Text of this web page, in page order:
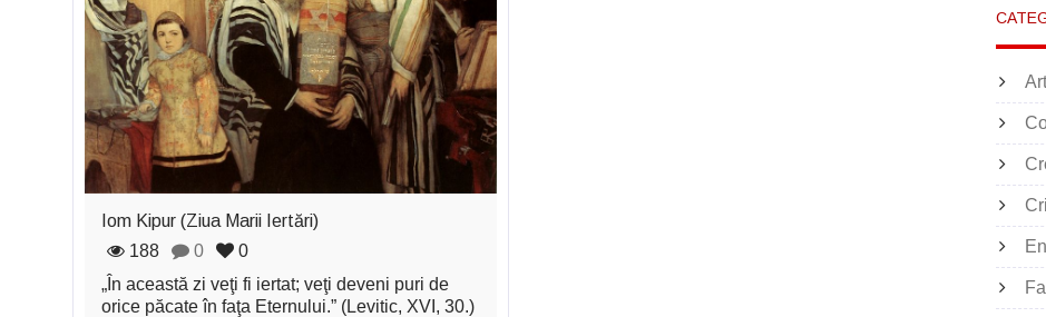
Iom Kipur (Ziua Marii Iertări)
188
0
0
„În această zi veţi fi iertat; veţi deveni puri de
orice păcate în faţa Eternului.” (Levitic, XVI, 30.)